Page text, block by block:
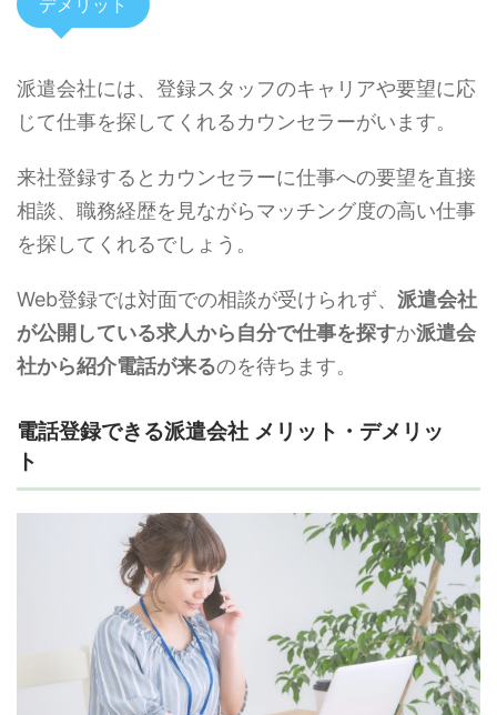
デメリット
派遣会社には、登録スタッフのキャリアや要望に応
じて仕事を探してくれるカウンセラーがいます。
来社登録するとカウンセラーに仕事への要望を直接
相談、職務経歴を見ながらマッチング度の高い仕事
を探してくれるでしょう。
Web登録では対面での相談が受けられず、 派遣会社
が公開している求人から自分で仕事を探すか派遣会
社から紹介電話が来るのを待ちます。
電話登録できる派遣会社 メリット・デメリッ
ト